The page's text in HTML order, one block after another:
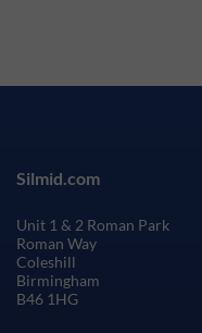
Silmid.com
Unit 1 & 2 Roman Park
Roman Way
Coleshill
Birmingham
B46 1HG